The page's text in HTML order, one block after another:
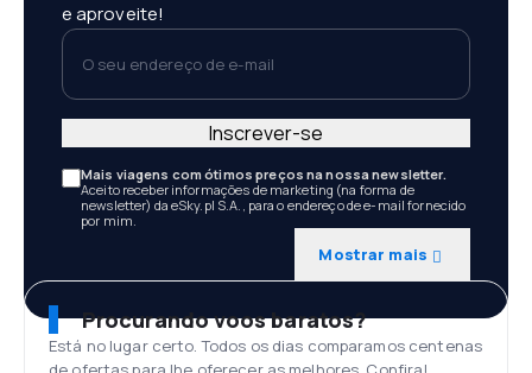
e aproveite!
O seu endereço de e-mail
Mais viagens com ótimos preços na nossa newsletter.
Aceito receber informações de marketing (na forma de
newsletter) da eSky.pl S.A., para o endereço de e-mail fornecido
por mim.
Mostrar mais
Inscrever-se
Procurando voos baratos?
Está no lugar certo. Todos os dias comparamos centenas